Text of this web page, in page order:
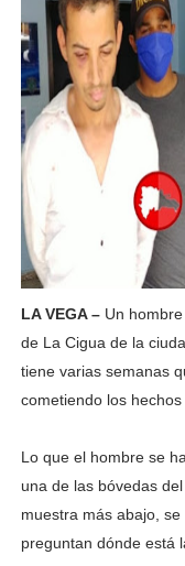
LA VEGA – Un
de La Cigua de la
tiene varias semanas
cometiendo los hechos
Lo que el hombre se
una de las bóvedas
muestra más abajo,
preguntan dónde está